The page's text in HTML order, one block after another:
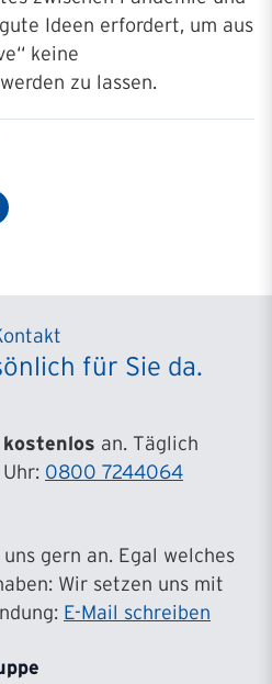
Ideen erfordert, um aus
keine
zu lassen.
für Sie da.
kostenlos an. Täglich
0800 7244064
gern an. Egal welches
Wir setzen uns mit
E-Mail schreiben